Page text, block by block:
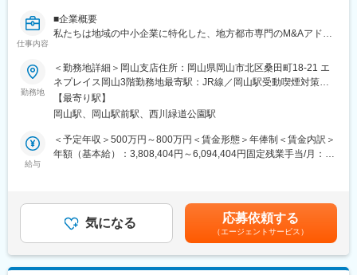
■営業スタイル：
・既存深耕＋新規開拓の両軸
・担当案件数：常時約5～10案件（行政案件含め年間複数並行）
■組織構成：
130名の社員のうち、営業部門には20代～50代の約60名が所属し
営業部門は、民間向け、自治体向けの2種類で構成されています。
5～10名ほどで構成されたチームに分かれて、業務を行っていた
■想定されるクライアント：
◎B to B 企業様
仕事内容
■企業概要
私たちは地域の中小企業に特化した、地方都市専門のM&Aアドバ
い中立な立場でクライアントファーストな提案を行います。上場
準備中の安定企業で、全国に拠点を拡大中です。
■仕事内容
M&A（株式譲渡や事業譲渡）を通じて地域の中小企業の課題解決
に貢献する仕事です。初回アポイントから譲渡先の提案、成約ま
でM&Aアドバイザリー業務を一貫して担当していただきます。
・クライアントの課題整理と譲渡先企業の探索（3割）
・譲渡先企業とのマッチングおよび交渉（1割）
・成約に向けた資料作成および分析（1割）
勤務地
＜勤務地詳細＞岡山支店住所：岡山県岡山市北区桑田町18-21 エ
ネプレイス岡山3階勤務地最寄駅：JR線／岡山駅受動喫煙対策：
敷地内全面禁煙変更の範囲：会社の定める事業所
【最寄り駅】
岡山駅、岡山駅前駅、西川緑道公園駅
給与
＜予定年収＞500万円～800万円＜賃金形態＞年俸制＜賃金内訳＞
年額（基本給）：3,808,404円～6,094,404円固定残業手当/月：
給与補足＞■賞与：成果連動のインセンティブ＋月のアポイント獲
得数に応じたインセンティブ有■モデル年収入社2年6か月31歳：
1500～2000万入社2年10か月30歳：1000～1500万入社6か月31
歳：800～1000万入社1年6か月29歳：600～800万※営業社員平均
842万賃金はあくまでも目安の金額であり、選考を通じて上下す
気になる 応募依頼する
（エージェントサービス）